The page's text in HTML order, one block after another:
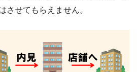
させてもらえません。